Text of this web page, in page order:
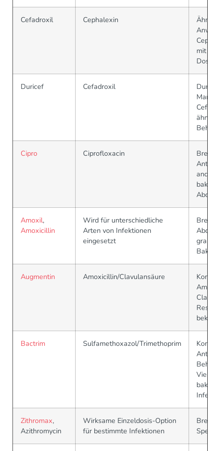
Cefadroxil Cephalexin
mit
Duricef Cefadroxil
Cipro Ciprofloxacin
Amoxil,
Amoxicillin
Wird für unterschiedliche
Arten von Infektionen
eingesetzt
Augmentin Amoxicillin/Clavulansäure
Bactrim Sulfamethoxazol/Trimethoprim
Zithromax,
Azithromycin
Wirksame Einzeldosis-Option
für bestimmte Infektionen